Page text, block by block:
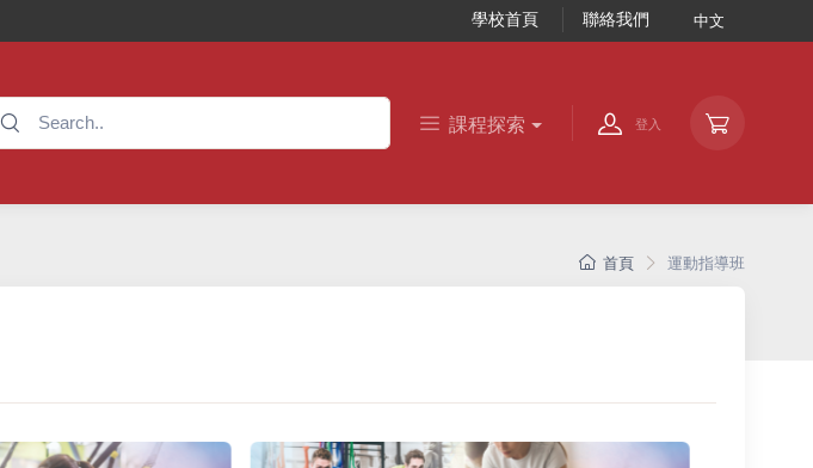
學校首頁 聯絡我們 中文
課程探索 登入
首頁 運動指導班